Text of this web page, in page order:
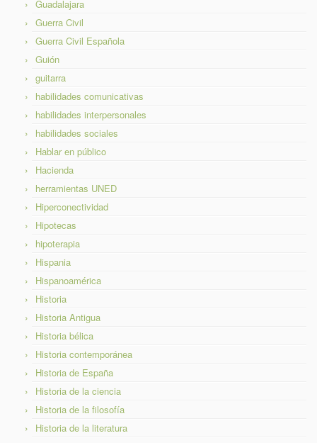
Guadalajara
Guerra Civil
Guerra Civil Española
Guión
guitarra
habilidades comunicativas
habilidades interpersonales
habilidades sociales
Hablar en público
Hacienda
herramientas UNED
Hiperconectividad
Hipotecas
hipoterapia
Hispania
Hispanoamérica
Historia
Historia Antigua
Historia bélica
Historia contemporánea
Historia de España
Historia de la ciencia
Historia de la filosofía
Historia de la literatura